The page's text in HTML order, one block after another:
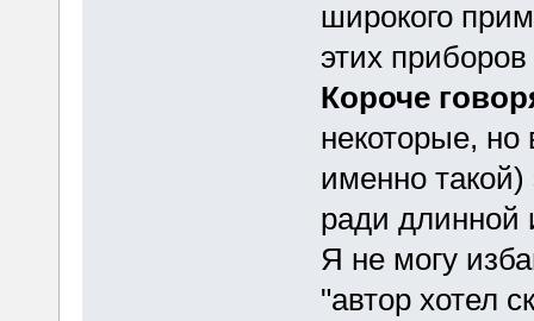
широкого
этих
Короче
некоторые,
именно
ради длинной
Я не могу
"автор хотел